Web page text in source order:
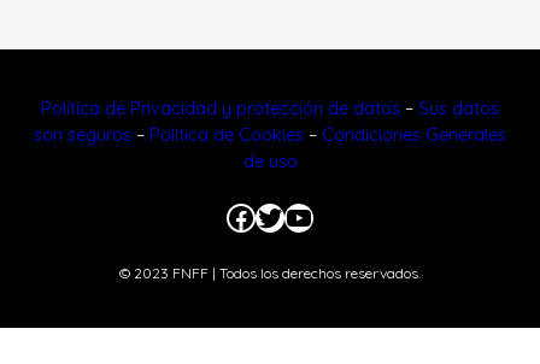
Política de Privacidad y protección de datos – Sus datos
son seguros – Política de Cookies – Condiciones Generales
de uso
Facebook
Twitter
YouTube
© 2023 FNFF | Todos los derechos reservados.